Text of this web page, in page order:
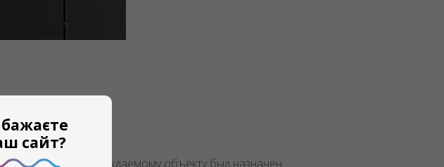
После, к обсуждаемому объекту был назначен
сайт?